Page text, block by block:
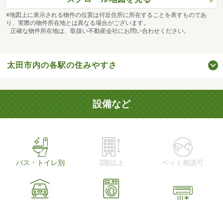
※地図上に表示される物件の位置は付近住所に所在することを表すものであ
り、実際の物件所在地とは異なる場合がございます。
正確な物件所在地は、取扱い不動産会社にお問い合わせください。
太田市内の各駅の住みやすさ
設備など
バス・トイレ別 2階以上 ペット相談可